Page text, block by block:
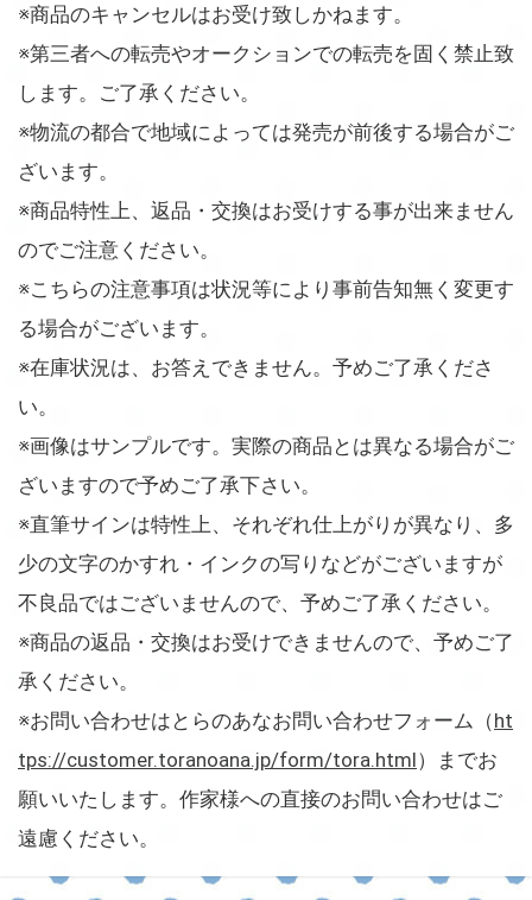
※商品のキャンセルはお受け致しかねます。
※第三者への転売やオークションでの転売を固く禁止致
します。ご了承ください。
※物流の都合で地域によっては発売が前後する場合がご
ざいます。
※商品特性上、返品・交換はお受けする事が出来ません
のでご注意ください。
※こちらの注意事項は状況等により事前告知無く変更す
る場合がございます。
※在庫状況は、お答えできません。予めご了承くださ
い。
※画像はサンプルです。実際の商品とは異なる場合がご
ざいますので予めご了承下さい。
※直筆サインは特性上、それぞれ仕上がりが異なり、多
少の文字のかすれ・インクの写りなどがございますが
不良品ではございませんので、予めご了承ください。
※商品の返品・交換はお受けできませんので、予めご了
承ください。
※お問い合わせはとらのあなお問い合わせフォーム（ht
tps://customer.toranoana.jp/form/tora.html）までお
願いいたします。作家様への直接のお問い合わせはご
遠慮ください。